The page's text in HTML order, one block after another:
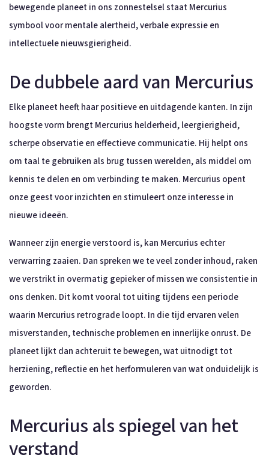
bewegende planeet in ons zonnestelsel staat Mercurius
symbool voor mentale alertheid, verbale expressie en
intellectuele nieuwsgierigheid.
De dubbele aard van Mercurius
Elke planeet heeft haar positieve en uitdagende kanten. In zijn
hoogste vorm brengt Mercurius helderheid, leergierigheid,
scherpe observatie en effectieve communicatie. Hij helpt ons
om taal te gebruiken als brug tussen werelden, als middel om
kennis te delen en om verbinding te maken. Mercurius opent
onze geest voor inzichten en stimuleert onze interesse in
nieuwe ideeën.
Wanneer zijn energie verstoord is, kan Mercurius echter
verwarring zaaien. Dan spreken we te veel zonder inhoud, raken
we verstrikt in overmatig gepieker of missen we consistentie in
ons denken. Dit komt vooral tot uiting tijdens een periode
waarin Mercurius retrograde loopt. In die tijd ervaren velen
misverstanden, technische problemen en innerlijke onrust. De
planeet lijkt dan achteruit te bewegen, wat uitnodigt tot
herziening, reflectie en het herformuleren van wat onduidelijk is
geworden.
Mercurius als spiegel van het
verstand